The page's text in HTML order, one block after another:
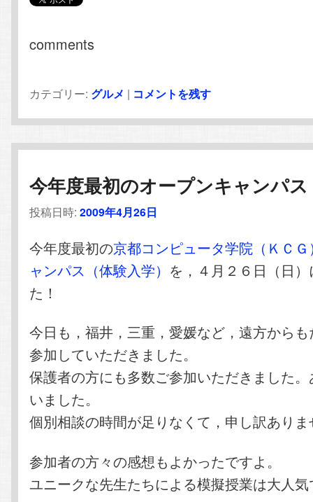
comments
カテゴリー: グルメ | コメントを残す
今年度最初のオープンキャンパス
投稿日時:2009年4月26日
今年度最初の京都コンピュータ学院（ＫＣＧ
ャンパス（体験入学） を，４月２６日（日
た！
今日も，福井，三重，愛媛など，遠方から
参加していただきました。
保護者の方にも多数ご参加いただきました
いました。
個別相談の時間が足りなくて，申し訳あり
参加者の方々の感想もよかったですよ。
ユニークな先生たちによる模擬授業は大人